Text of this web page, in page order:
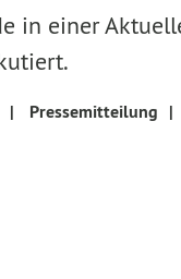
in einer
| Pressemitteilung |